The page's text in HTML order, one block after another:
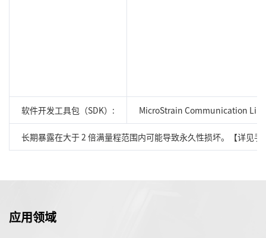
软件开发工具包（SDK）: MicroStrain Communication
长期暴露在大于 2 倍满量程范围内可能导致永久性损坏。【详见手
应用领域